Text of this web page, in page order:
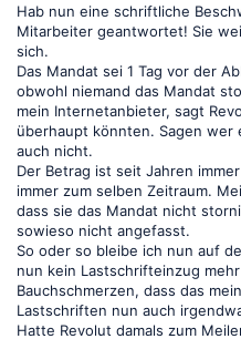
Hab nun eine schriftliche
Mitarbeiter geantwortet! Sie
sich.
Das Mandat sei 1 Tag vor der
obwohl niemand das Mandat
mein Internetanbieter, sagt
überhaupt könnten. Sagen
auch nicht.
Der Betrag ist seit Jahren
immer zum selben Zeitraum.
dass sie das Mandat nicht
sowieso nicht angefasst.
So oder so bleibe ich nun auf
nun kein Lastschrifteinzug
Bauchschmerzen, dass das
Lastschriften nun auch
Hatte Revolut damals zum